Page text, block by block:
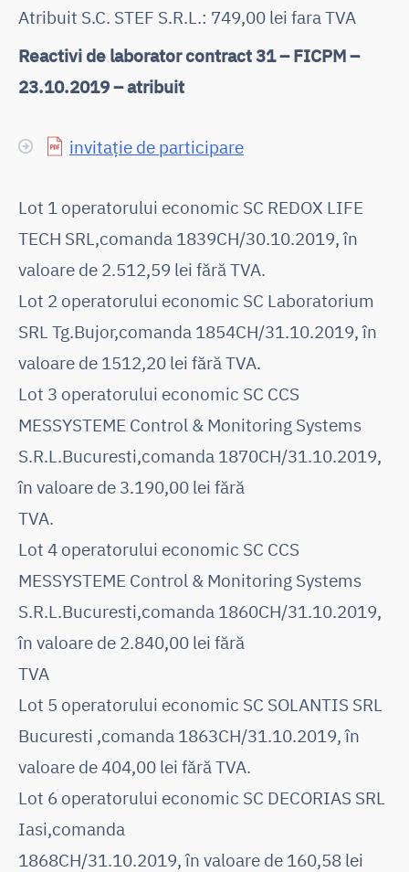
Atribuit S.C. STEF S.R.L.: 749,00 lei fara TVA
Reactivi de laborator contract 31 – FICPM –
23.10.2019 – atribuit
invitație de participare
Lot 1 operatorului economic SC REDOX LIFE
TECH SRL,comanda 1839CH/30.10.2019, în
valoare de 2.512,59 lei fără TVA.
Lot 2 operatorului economic SC Laboratorium
SRL Tg.Bujor,comanda 1854CH/31.10.2019, în
valoare de 1512,20 lei fără TVA.
Lot 3 operatorului economic SC CCS
MESSYSTEME Control & Monitoring Systems
S.R.L.Bucuresti,comanda 1870CH/31.10.2019,
în valoare de 3.190,00 lei fără
TVA.
Lot 4 operatorului economic SC CCS
MESSYSTEME Control & Monitoring Systems
S.R.L.Bucuresti,comanda 1860CH/31.10.2019,
în valoare de 2.840,00 lei fără
TVA
Lot 5 operatorului economic SC SOLANTIS SRL
Bucuresti ,comanda 1863CH/31.10.2019, în
valoare de 404,00 lei fără TVA.
Lot 6 operatorului economic SC DECORIAS SRL
Iasi,comanda
1868CH/31.10.2019, în valoare de 160,58 lei